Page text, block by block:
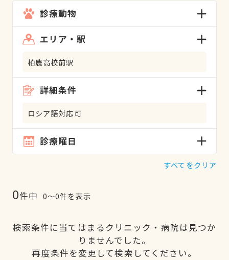
診療動物
エリア・駅
柏農高校前駅
詳細条件
ロシア語対応可
診療曜日
すべてをクリア
0件中 0〜0件を表示
検索条件に当てはまるクリニック・病院は見つか
りませんでした。
再度条件を変更して検索してください。